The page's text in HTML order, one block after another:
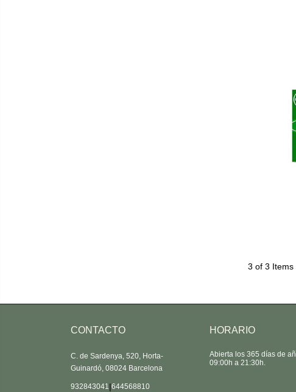
3 of 3 Items
CONTACTO
C. de Sardenya, 520, Horta-
Guinardó, 08024 Barcelona
932843041|644568810
HORARIO
Abierta los 365 días de
09:00h a 21:30h.